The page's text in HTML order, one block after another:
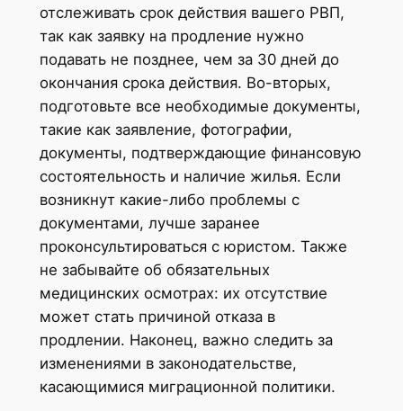
отслеживать срок действия вашего РВП,
так как заявку на продление нужно
подавать не позднее, чем за 30 дней до
окончания срока действия. Во-вторых,
подготовьте все необходимые документы,
такие как заявление, фотографии,
документы, подтверждающие финансовую
состоятельность и наличие жилья. Если
возникнут какие-либо проблемы с
документами, лучше заранее
проконсультироваться с юристом. Также
не забывайте об обязательных
медицинских осмотрах: их отсутствие
может стать причиной отказа в
продлении. Наконец, важно следить за
изменениями в законодательстве,
касающимися миграционной политики.